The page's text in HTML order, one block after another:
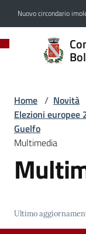
Nuovo circondario
di
di
Amministrazione
Novità
Menu
Home / Novità
Elezioni europee
Guelfo
Multimedia
Ultimo